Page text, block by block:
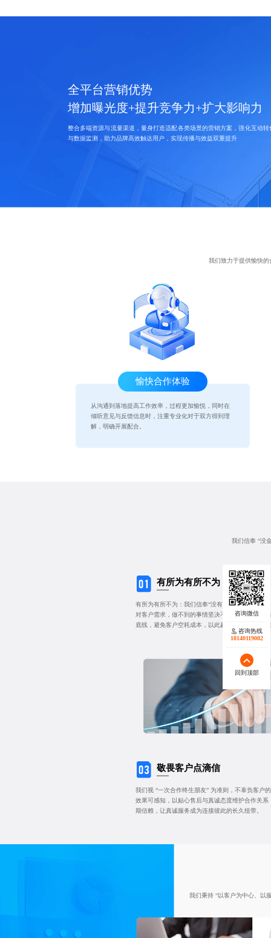
全平台营销优势
增加曝光度+提升竞争力+扩大影响力
整合多端资源与流量渠道，量身打造适配各类场景的营销方案，强化互动转
与数据监测，助力品牌高效触达用户，实现传播与效益双重提升
我们致力于提供愉快
愉快合作体验
从沟通到落地提高工作效率，过程更加愉悦，同时在
倾听意见与反馈信息时，注重专业化对于双方得到理
解，明确开展配合。
我们信奉 “没
有所为有所不为
有所为有所不为：我们信奉“没有金刚钻，不揽瓷
对客户需求，做不到的事情坚决不胡乱承诺，不
底线，避免客户空耗成本，以此赢得长期信任，奠
敬畏客户点滴信
我们视 “一次合作终生朋友” 为准则，不辜负客户
效果可感知，以贴心售后与真诚态度维护合作关
期信赖，让真诚服务成为连接彼此的长久纽带。
我们秉持 “以客户为中心、以
咨询热线
18140119082
回到顶部